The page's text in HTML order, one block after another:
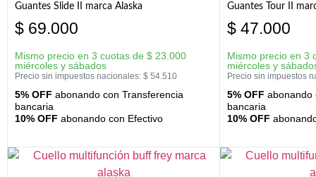
Guantes Slide II marca Alaska
$ 69.000
Mismo precio en 3 cuotas de $ 23.000
miércoles y sábados
Precio sin impuestos nacionales: $ 54.510
5% OFF abonando con Transferencia
bancaria
10% OFF abonando con Efectivo
Guantes Tour II
$ 47.000
Mismo precio en 3
miércoles y
Precio sin impuestos
5% OFF abonando
bancaria
10% OFF